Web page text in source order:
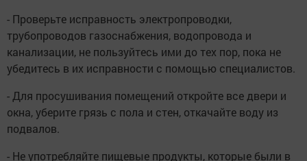
- Проверьте исправность электропроводки,
трубопроводов газоснабжения, водопровода и
канализации, не пользуйтесь ими до тех пор, пока не
убедитесь в их исправности с помощью специалистов.
- Для просушивания помещений откройте все двери и
окна, уберите грязь с пола и стен, откачайте воду из
подвалов.
- Не употребляйте пищевые продукты, которые были в